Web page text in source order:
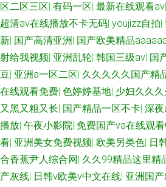
区二区三区| 有码一区| 最新在线观看av|
超清av在线播放不卡无码| youjizz自拍|
新| 国产高清亚洲 | 国产欧美精品
射给我视频| 亚洲乱轮| 韩国三级av| 国
豆| 亚洲a一区二区| 久久久久久国产精
在线观看免费| 色婷婷基地| 少妇久久
又黑又粗又长| 国产精品一区不卡| 深
播放| 午夜小影院| 免费国产va在线观
看| 亚洲美女免费视频| 欧美另类色| 日
合香蕉尹人综合网| 久久99精品这里精
产灰线| 日韩v欧美v中文在线| 亚洲国